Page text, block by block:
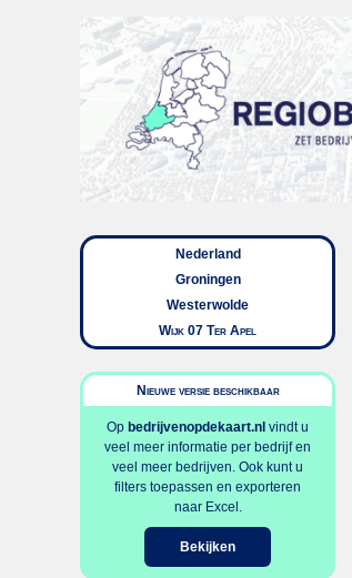
Nederland
Groningen
Westerwolde
Wijk 07 Ter Apel
Nieuwe versie beschikbaar
Op bedrijvenopdekaart.nl vindt u
veel meer informatie per bedrijf en
veel meer bedrijven. Ook kunt u
filters toepassen en exporteren
naar Excel.
Bekijken